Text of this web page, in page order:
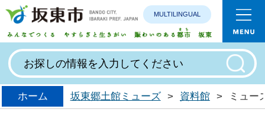
みんなで
MULTILINGUAL
ホーム 坂東郷土館ミューズ > 資料館 > ミュー